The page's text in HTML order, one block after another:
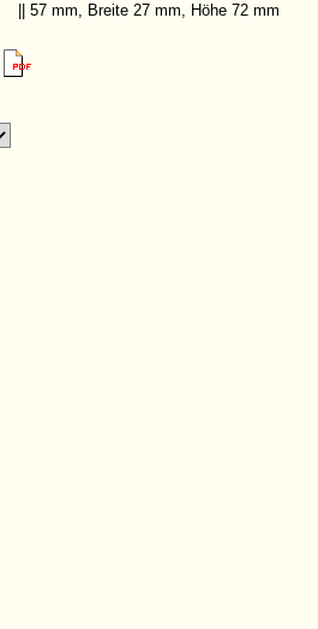
|| 57 mm, Breite 27 mm, Höhe 72 mm